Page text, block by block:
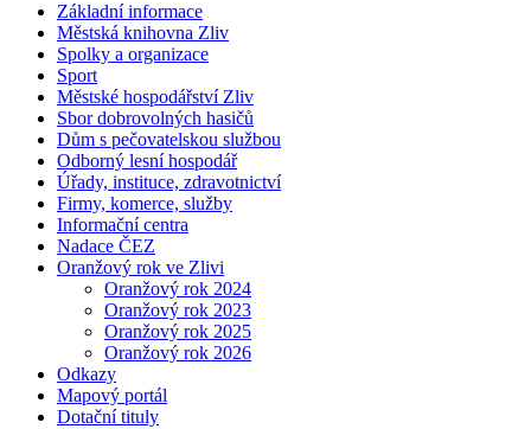
Základní informace
Městská knihovna Zliv
Spolky a organizace
Sport
Městské hospodářství Zliv
Sbor dobrovolných hasičů
Dům s pečovatelskou službou
Odborný lesní hospodář
Úřady, instituce, zdravotnictví
Firmy, komerce, služby
Informační centra
Nadace ČEZ
Oranžový rok ve Zlivi
Oranžový rok 2024
Oranžový rok 2023
Oranžový rok 2025
Oranžový rok 2026
Odkazy
Mapový portál
Dotační tituly